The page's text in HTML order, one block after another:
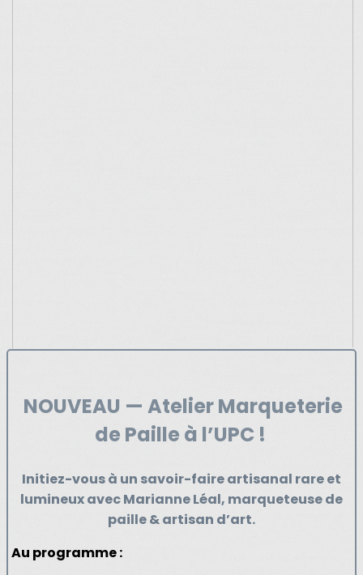
NOUVEAU — Atelier Marqueterie
de Paille à l’UPC !
Initiez-vous à un savoir-faire artisanal rare et
lumineux avec Marianne Léal, marqueteuse de
paille & artisan d’art.
Au programme :